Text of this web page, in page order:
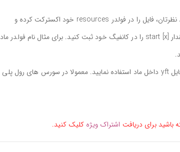
برای نصب ماد ماشین فورد پلیس برای فایوام کافیست پس از دانلود ماد مورد نظرتان، فایل را در فولدر resources خود اکسترکت کرده و
سپس به کانفیگ سورس خود (server.cfg) بروید و با توجه به نام سورس مقدار start [x] را در کانفیگ خود ثبت کنید. برای مثال نام فولدر ماد
جهت استفاده از ماد و spawn کردن آن در محیط بازی خود کافیست از نام فایل yft داخل ماد استفاده نمایید. معمولا در سورس های رول پلی
باشید برای دریافت اشتراک ویژه کلیک کنید.